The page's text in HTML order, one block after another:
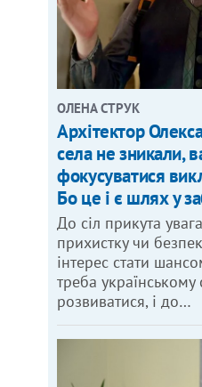
ОЛЕНА СТРУК
Архітектор
села не зникали,
фокусуватися
Бо це і є шлях у
До сіл прикута
прихистку чи
інтерес стати
треба українському
розвиватися, і до…